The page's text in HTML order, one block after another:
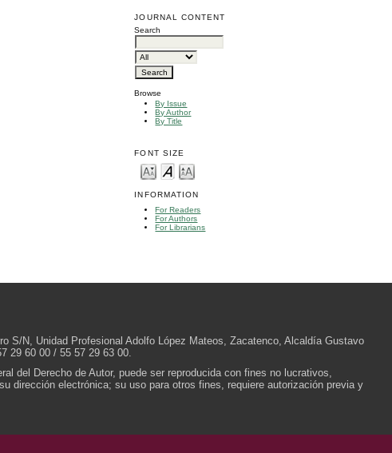
JOURNAL CONTENT
Search
Browse
By Issue
By Author
By Title
FONT SIZE
INFORMATION
For Readers
For Authors
For Librarians
S/N, Unidad Profesional Adolfo López Mateos, Zacatenco, Alcaldía Gustavo
29 60 00 / 55 57 29 63 00.
del Derecho de Autor, puede ser reproducida con fines no lucrativos,
dirección electrónica; su uso para otros fines, requiere autorización previa y